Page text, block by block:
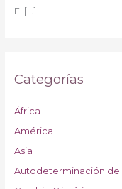
El […]
Categorías
África
América
Asia
Autodeterminación de